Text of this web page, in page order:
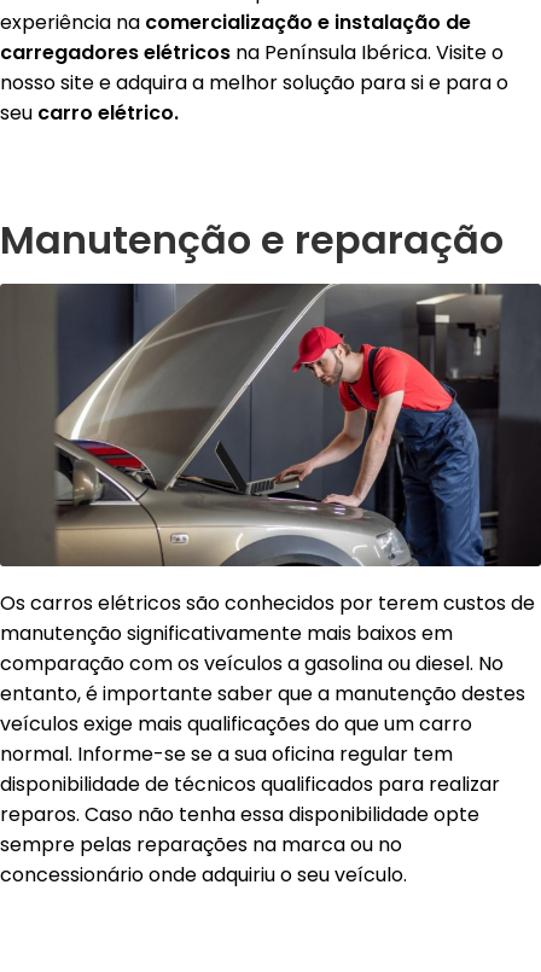
experiência na comercialização e instalação de
carregadores elétricos na Península Ibérica. Visite o
nosso site e adquira a melhor solução para si e para o
seu carro elétrico.
Manutenção e reparação
Os carros elétricos são conhecidos por terem custos de
manutenção significativamente mais baixos em
comparação com os veículos a gasolina ou diesel. No
entanto, é importante saber que a manutenção destes
veículos exige mais qualificações do que um carro
normal. Informe-se se a sua oficina regular tem
disponibilidade de técnicos qualificados para realizar
reparos. Caso não tenha essa disponibilidade opte
sempre pelas reparações na marca ou no
concessionário onde adquiriu o seu veículo.